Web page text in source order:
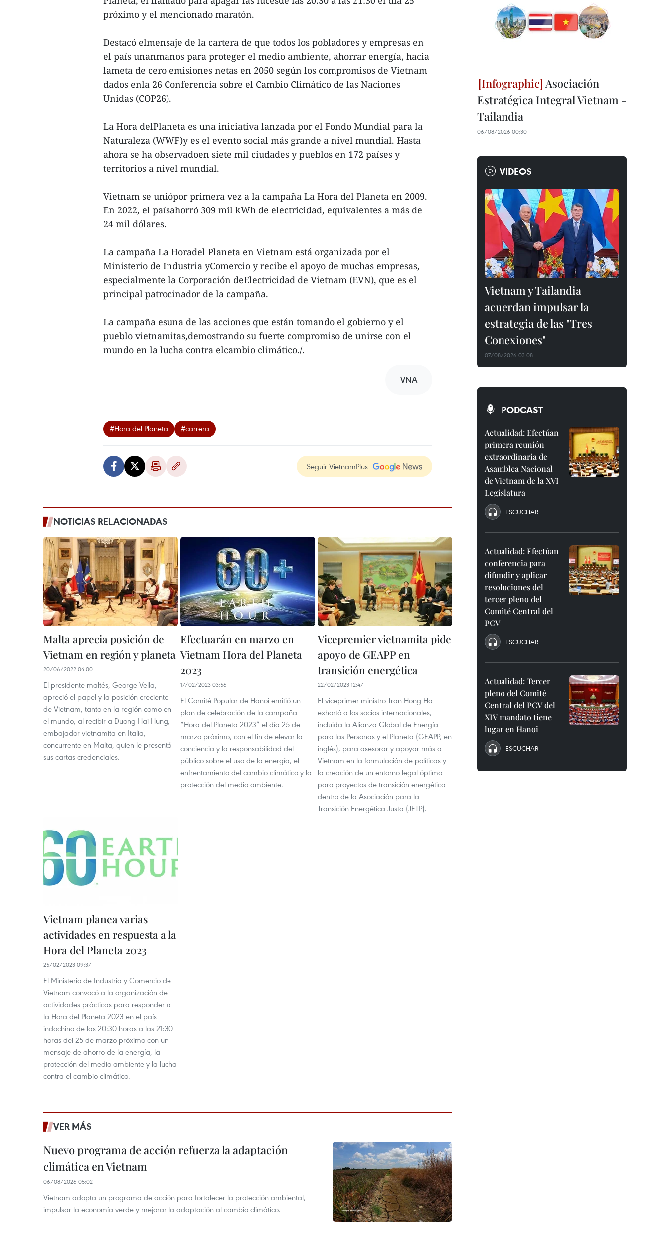
próximo y el mencionado maratón.
Destacó elmensaje de la cartera de que todos los pobladores y empresas en
el país unanmanos para proteger el medio ambiente, ahorrar energía, hacia
lameta de cero emisiones netas en 2050 según los compromisos de Vietnam
dados enla 26 Conferencia sobre el Cambio Climático de las Naciones
Unidas (COP26).
La Hora delPlaneta es una iniciativa lanzada por el Fondo Mundial para la
Naturaleza (WWF)y es el evento social más grande a nivel mundial. Hasta
ahora se ha observadoen siete mil ciudades y pueblos en 172 países y
territorios a nivel mundial.
Vietnam se uniópor primera vez a la campaña La Hora del Planeta en 2009.
En 2022, el paísahorró 309 mil kWh de electricidad, equivalentes a más de
24 mil dólares.
La campaña La Horadel Planeta en Vietnam está organizada por el
Ministerio de Industria yComercio y recibe el apoyo de muchas empresas,
especialmente la Corporación deElectricidad de Vietnam (EVN), que es el
principal patrocinador de la campaña.
La campaña esuna de las acciones que están tomando el gobierno y el
pueblo vietnamitas,demostrando su fuerte compromiso de unirse con el
mundo en la lucha contra elcambio climático./.
VNA
#Hora del Planeta #carrera
Seguir VietnamPlus
NOTICIAS RELACIONADAS
Malta aprecia posición de
Vietnam en región y planeta
20/06/2022 04:00
El presidente maltés, George Vella,
apreció el papel y la posición creciente
de Vietnam, tanto en la región como en
el mundo, al recibir a Duong Hai Hung,
embajador vietnamita en Italia,
concurrente en Malta, quien le presentó
sus cartas credenciales.
Efectuarán en marzo en
Vietnam Hora del Planeta
2023
17/02/2023 03:56
El Comité Popular de Hanoi emitió un
plan de celebración de la campaña
“Hora del Planeta 2023” el día 25 de
marzo próximo, con el fin de elevar la
conciencia y la responsabilidad del
público sobre el uso de la energía, el
enfrentamiento del cambio climático y la
protección del medio ambiente.
Vicepremier vietnamita pide
apoyo de GEAPP en
transición energética
22/02/2023 12:47
El viceprimer ministro Tran Hong Ha
exhortó a los socios internacionales,
incluida la Alianza Global de Energía
para las Personas y el Planeta (GEAPP, en
inglés), para asesorar y apoyar más a
Vietnam en la formulación de políticas y
la creación de un entorno legal óptimo
para proyectos de transición energética
dentro de la Asociación para la
Transición Energética Justa (JETP).
Vietnam planea varias
actividades en respuesta a la
Hora del Planeta 2023
25/02/2023 09:37
El Ministerio de Industria y Comercio de
Vietnam convocó a la organización de
actividades prácticas para responder a
la Hora del Planeta 2023 en el país
indochino de las 20:30 horas a las 21:30
horas del 25 de marzo próximo con un
mensaje de ahorro de la energía, la
protección del medio ambiente y la lucha
contra el cambio climático.
VER MÁS
Nuevo programa de acción refuerza la adaptación
climática en Vietnam
06/08/2026 05:02
Vietnam adopta un programa de acción para fortalecer la protección ambiental,
impulsar la economía verde y mejorar la adaptación al cambio climático.
Asociación
Estratégica Integral Vietnam -
Tailandia
06/08/2026 00:30
VIDEOS
Vietnam y Tailandia
acuerdan impulsar la
estrategia de las "Tres
Conexiones"
07/08/2026 03:08
PODCAST
Actualidad: Efectúan
primera reunión
extraordinaria de
Asamblea Nacional
de Vietnam de la XVI
Legislatura
ESCUCHAR
Actualidad: Efectúan
conferencia para
difundir y aplicar
resoluciones del
tercer pleno del
Comité Central del
PCV
ESCUCHAR
Actualidad: Tercer
pleno del Comité
Central del PCV del
XIV mandato tiene
lugar en Hanoi
ESCUCHAR